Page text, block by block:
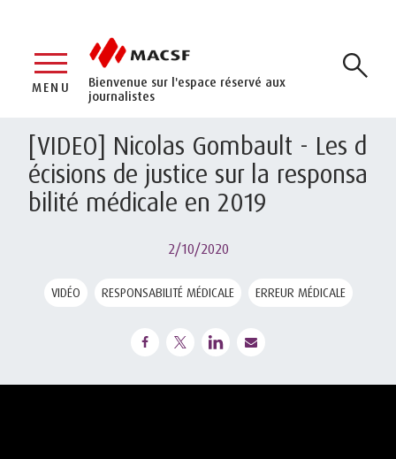
Bienvenue sur l'espace réservé aux
journalistes
MENU
[VIDEO] Nicolas Gombault - Les d
écisions de justice sur la responsa
bilité médicale en 2019
2/10/2020
VIDÉO RESPONSABILITÉ MÉDICALE ERREUR MÉDICALE